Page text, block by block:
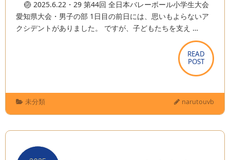
🏐 2025.6.22・29 第44回 全日本バレーボール小学生大会
愛知県大会・男子の部 1日目の前日には、思いもよらないア
クシデントがありました。 ですが、子どもたちを支え …
READ
POST
READ
POST
未分類 narutouvb